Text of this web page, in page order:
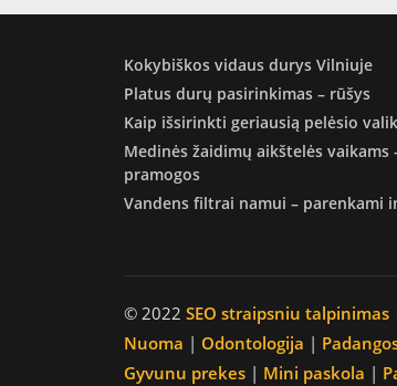
Kokybiškos vidaus durys Vilniuje
Platus durų pasirinkimas – rūšys
Kaip išsirinkti geriausią pelėsio
Medinės žaidimų aikštelės vaikams
pramogos
Vandens filtrai namui – parenkami
© 2022 SEO straipsniu talpinimas
Nuoma | Odontologija |
Gyvunu prekes | Mini paskola |